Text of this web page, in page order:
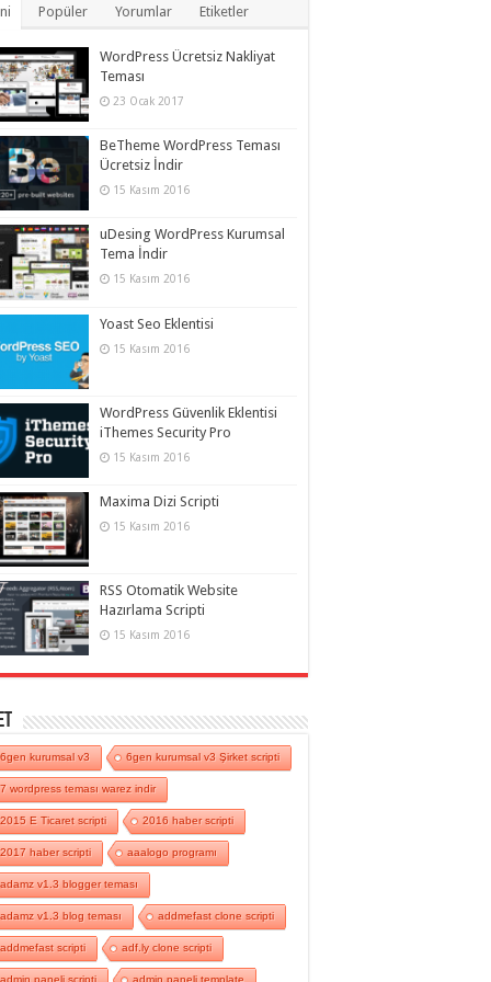
Popüler Yorumlar Etiketler
WordPress Ücretsiz Nakliyat
Teması
23 Ocak 2017
BeTheme WordPress Teması
Ücretsiz İndir
15 Kasım 2016
uDesing WordPress Kurumsal
Tema İndir
15 Kasım 2016
Yoast Seo Eklentisi
15 Kasım 2016
WordPress Güvenlik Eklentisi
iThemes Security Pro
15 Kasım 2016
Maxima Dizi Scripti
15 Kasım 2016
RSS Otomatik Website
Hazırlama Scripti
15 Kasım 2016
6gen kurumsal v3 6gen kurumsal v3 Şirket scripti
7 wordpress teması warez indir
2015 E Ticaret scripti 2016 haber scripti
2017 haber scripti aaalogo programı
adamz v1.3 blogger teması
adamz v1.3 blog teması addmefast clone scripti
addmefast scripti adf.ly clone scripti
admin paneli scripti admin paneli template